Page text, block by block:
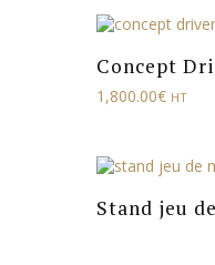
Concept
1,800.00€ HT
Stand jeu